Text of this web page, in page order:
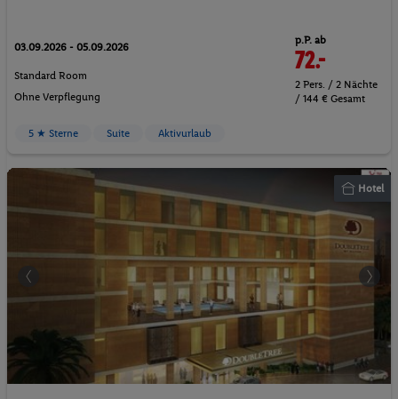
03.09.2026 - 05.09.2026
Standard Room
Ohne Verpflegung
p.P. ab
72.-
2 Pers. / 2 Nächte
/ 144 € Gesamt
5 ★ Sterne Suite Aktivurlaub
Hotel